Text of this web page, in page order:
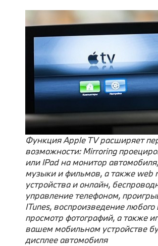
Функция Apple TV расширяет
возможности: Mirroring
или IPad на монитор
музыки и фильмов, а также web
устройства и онлайн,
управление телефоном,
ITunes, воспроизведение
просмотр фотографий, а также
вашем мобильном устройстве
дисплее автомобиля